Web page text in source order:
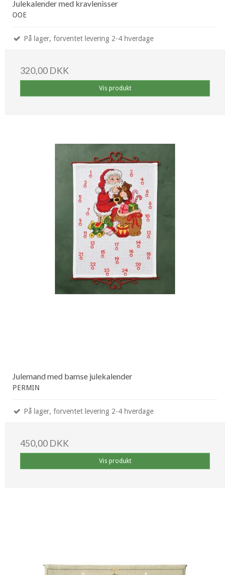
Julekalender med kravlenisser
OOE
På lager, forventet levering 2-4 hverdage
320,00 DKK
Vis produkt
Julemand med bamse julekalender
PERMIN
På lager, forventet levering 2-4 hverdage
450,00 DKK
Vis produkt